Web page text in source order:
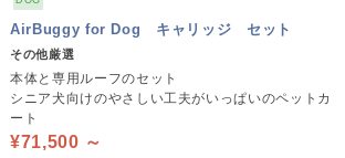
AirBuggy for Dog キャリッジ セット
その他厳選
本体と専用ルーフのセット
シニア犬向けのやさしい工夫がいっぱいのペットカ
ート
¥71,500 ～